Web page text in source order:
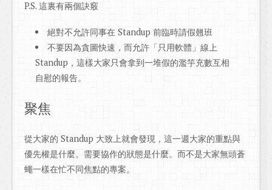
P.S. 這裏有兩個訣竅
絕對不允許同事在 Standup 前臨時請假翹班
不要因為貪圖快速，而允許「只用軟體」線上
Standup，這樣大家只會拿到一堆假的濫竽充數互相
自慰的報告。
聚焦
從大家的 Standup 大致上就會發現，這一週大家的重點與
優先權是什麼。需要協作的狀態是什麼。而不是大家無頭蒼
蠅一樣在忙不同焦點的專案。